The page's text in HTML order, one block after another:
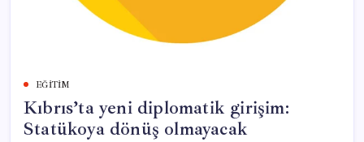
EĞITIM
Kıbrıs’ta yeni diplomatik girişim:
Statükoya dönüş olmayacak